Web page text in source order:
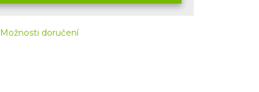
Možnosti doručení